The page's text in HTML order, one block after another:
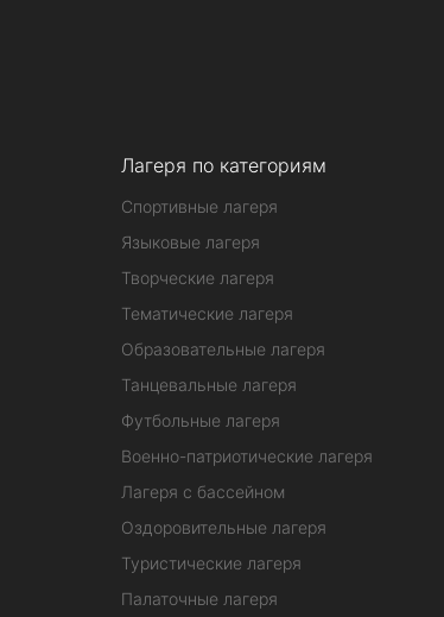
Лагеря по категориям
Спортивные лагеря
Языковые лагеря
Творческие лагеря
Тематические лагеря
Образовательные лагеря
Танцевальные лагеря
Футбольные лагеря
Военно-патриотические лагеря
Лагеря с бассейном
Оздоровительные лагеря
Туристические лагеря
Палаточные лагеря